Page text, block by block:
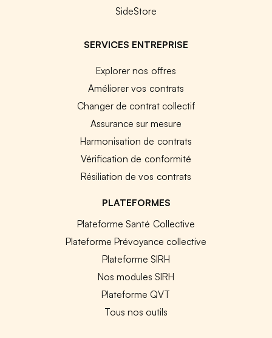
SideStore
SERVICES ENTREPRISE
Explorer nos offres
Améliorer vos contrats
Changer de contrat collectif
Assurance sur mesure
Harmonisation de contrats
Vérification de conformité
Résiliation de vos contrats
PLATEFORMES
Plateforme Santé Collective
Plateforme Prévoyance collective
Plateforme SIRH
Nos modules SIRH
Plateforme QVT
Tous nos outils